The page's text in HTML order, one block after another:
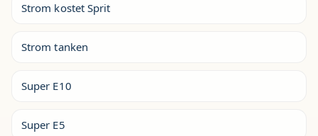
Strom kostet Sprit
Strom tanken
Super E10
Super E5